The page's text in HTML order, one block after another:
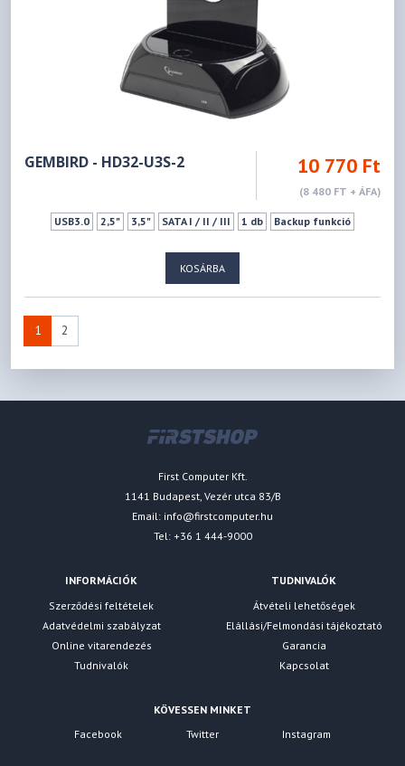
GEMBIRD - HD32-U3S-2 10 770 Ft
(8 480 FT + ÁFA)
USB3.0 2,5" 3,5" SATA I / II / III 1 db Backup funkció
KOSÁRBA
1 2
First Computer Kft.
1141 Budapest, Vezér utca 83/B
Email: info@firstcomputer.hu
Tel: +36 1 444-9000
INFORMÁCIÓK
Szerződési feltételek
Adatvédelmi szabályzat
Online vitarendezés
Tudnivalók
TUDNIVALÓK
Átvételi lehetőségek
Elállási/Felmondási tájékoztató
Garancia
Kapcsolat
KÖVESSEN MINKET
Facebook
Twitter Instagram